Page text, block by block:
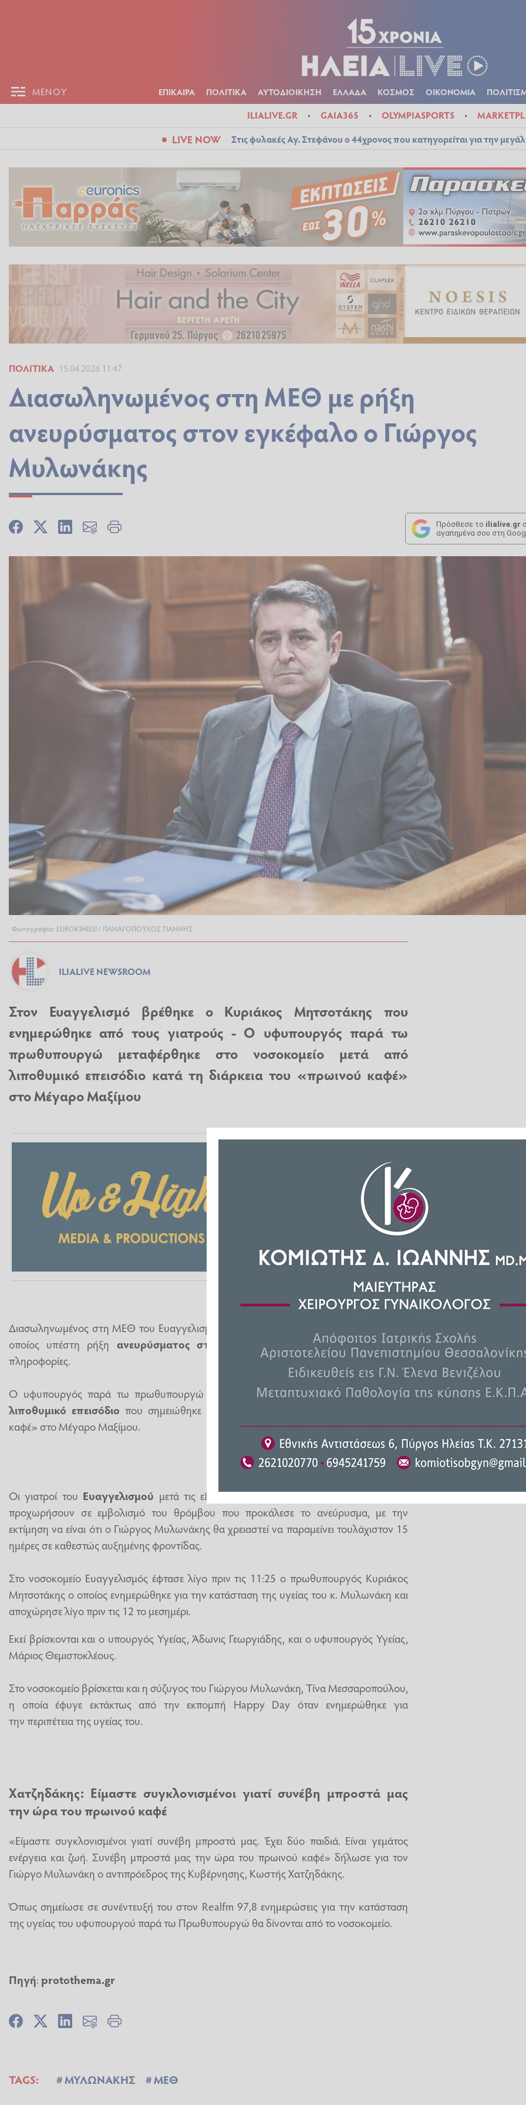
ΜΕΝΟΥ ΕΠΙΚΑΙΡΑ ΠΟΛΙΤΙΚΑ ΑΥΤΟΔΙΟΙΚΗΣΗ ΕΛΛΑΔΑ ΚΟΣΜΟΣ ΟΙΚΟΝΟΜΙΑ
ILIALIVE.GR GAIA365 OLYMPIASPORTS
LIVE NOW Στις φυλακές Αγ. Στεφάνου ο 44χρονος που κατηγορείται για την
ΠΟΛΙΤΙΚΆ 15.04.2026 11:47
Διασωληνωμένος στη ΜΕΘ με ρήξη
ανευρύσματος στον εγκέφαλο ο Γιώργος
Μυλωνάκης
Πρόσθεσε το ilialive.gr
αγαπημένα σου στη
Φωτογραφία: EUROKINISSI / ΠΑΝΑΓΟΠΟΥΛΟΣ ΓΙΑΝΝΗΣ
ILIALIVE NEWSROOM
Στον Ευαγγελισμό βρέθηκε ο Κυριάκος Μητσοτάκης που
ενημερώθηκε από τους γιατρούς - Ο υφυπουργός παρά τω
πρωθυπουργώ μεταφέρθηκε στο νοσοκομείο μετά από
λιποθυμικό επεισόδιο κατά τη διάρκεια του «πρωινού καφέ»
στο Μέγαρο Μαξίμου
Διασωληνωμένος στη ΜΕΘ του Ευαγγελισμού νοσηλεύεται ο
οποίος υπέστη ρήξη ανευρύσματος στον εγκέφαλο
, σύμφωνα με τις πρώτες
πληροφορίες.
Ο υφυπουργός παρά τω πρωθυπουργώ μεταφέρθηκε στο νοσοκομείομετά από
λιποθυμικό επεισόδιο που σημειώθηκε ενώ συμμετείχε στον καθημερινό «πρωινό
καφέ» στο Μέγαρο Μαξίμου.
Οι γιατροί του Ευαγγελισμού μετά τις εξετάσεις αποφάσισαν κατά πληροφορίες να
προχωρήσουν σε εμβολισμό του θρόμβου που προκάλεσε το ανεύρυσμα, με την
εκτίμηση να είναι ότι ο Γιώργος Μυλωνάκης θα χρειαστεί να παραμείνει τουλάχιστον 15
ημέρες σε καθεστώς αυξημένης φροντίδας.
Στο νοσοκομείο Ευαγγελισμός έφτασε λίγο πριν τις 11:25 ο πρωθυπουργός Κυριάκος
Μητσοτάκης ο οποίος ενημερώθηκε για την κατάσταση της υγείας του κ. Μυλωνάκη και
αποχώρησε λίγο πριν τις 12 το μεσημέρι.
Εκεί βρίσκονται και ο υπουργός Υγείας, Άδωνις Γεωργιάδης, και ο υφυπουργός Υγείας,
Μάριος Θεμιστοκλέους.
Στο νοσοκομείο βρίσκεται και η σύζυγος του Γιώργου Μυλωνάκη, Τίνα Μεσσαροπούλου,
η οποία έφυγε εκτάκτως από την εκπομπή Happy Day όταν ενημερώθηκε για
την περιπέτεια της υγείας του.
Χατζηδάκης: Είμαστε συγκλονισμένοι γιατί συνέβη μπροστά μας
την ώρα του πρωινού καφέ
«Είμαστε συγκλονισμένοι γιατί συνέβη μπροστά μας. Έχει δύο παιδιά. Είναι γεμάτος
ενέργεια και ζωή. Συνέβη μπροστά μας την ώρα του πρωινού καφέ» δήλωσε για τον
Γιώργο Μυλωνάκη ο αντιπρόεδρος της Κυβέρνησης, Κωστής Χατζηδάκης.
Όπως σημείωσε σε συνέντευξή του στον Realfm 97,8 ενημερώσεις για την κατάσταση
της υγείας του υφυπουργού παρά τω Πρωθυπουργώ θα δίνονται από το νοσοκομείο.
Πηγή:protothema.gr
TAGS: ΜΥΛΩΝΑΚΗΣ ΜΕΘ